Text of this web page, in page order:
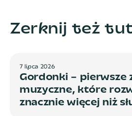
Zerknij też tu
7 lipca 2026
Gordonki – pierwsze
muzyczne, które
znacznie więcej niż